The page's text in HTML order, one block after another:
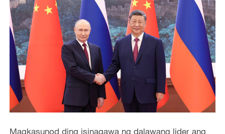
Magkasunod ding isinagawa ng dalawang lider ang